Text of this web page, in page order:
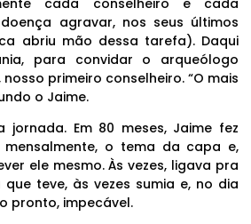
agravar, nos seus últimos
abriu mão dessa tarefa). Daqui
para convidar o arqueólogo
primeiro conselheiro. “O mais
o Jaime.
jornada. Em 80 meses, Jaime fez
mensalmente, o tema da capa e,
ele mesmo. Às vezes, ligava pra
teve, às vezes sumia e, no dia
pronto, impecável.